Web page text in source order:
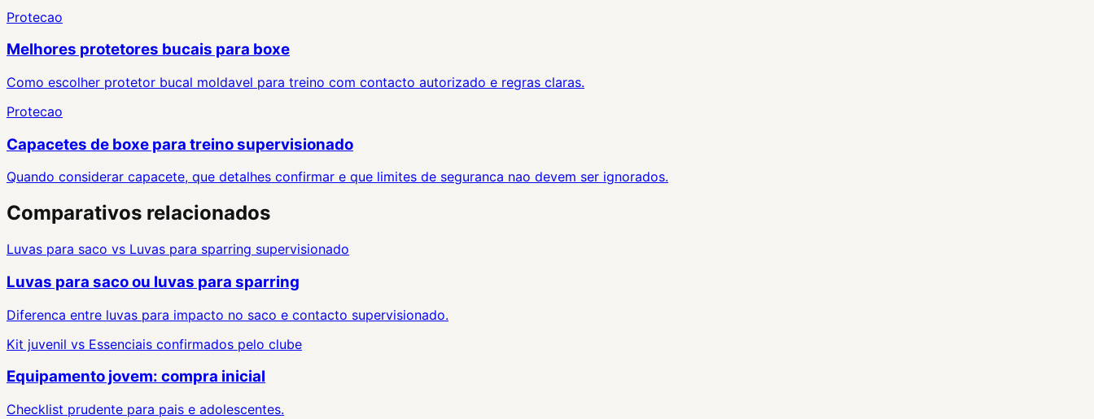
Protecao
Melhores protetores bucais para boxe
Como escolher protetor bucal moldavel para treino com contacto autorizado e regras claras.
Protecao
Capacetes de boxe para treino supervisionado
Quando considerar capacete, que detalhes confirmar e que limites de seguranca nao devem ser ignorados.
Comparativos relacionados
Luvas para saco vs Luvas para sparring supervisionado
Luvas para saco ou luvas para sparring
Diferenca entre luvas para impacto no saco e contacto supervisionado.
Kit juvenil vs Essenciais confirmados pelo clube
Equipamento jovem: compra inicial
Checklist prudente para pais e adolescentes.